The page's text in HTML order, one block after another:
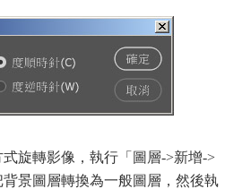
轉影像，執行「圖層->新增->
景圖層轉換為一般圖層，然後執